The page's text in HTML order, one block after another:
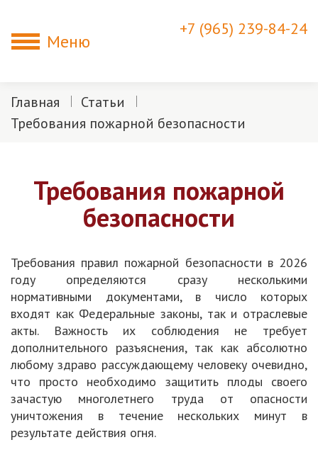
Меню
+7 (965) 239-84-24
Главная
Статьи
Требования пожарной безопасности
Требования пожарной
безопасности
Требования правил пожарной безопасности в 2026
году определяются сразу несколькими
нормативными документами, в число которых
входят как Федеральные законы, так и отраслевые
акты. Важность их соблюдения не требует
дополнительного разъяснения, так как абсолютно
любому здраво рассуждающему человеку очевидно,
что просто необходимо защитить плоды своего
зачастую многолетнего труда от опасности
уничтожения в течение нескольких минут в
результате действия огня.